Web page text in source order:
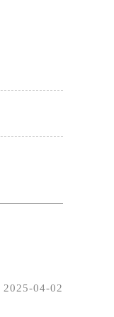
2025-04-02